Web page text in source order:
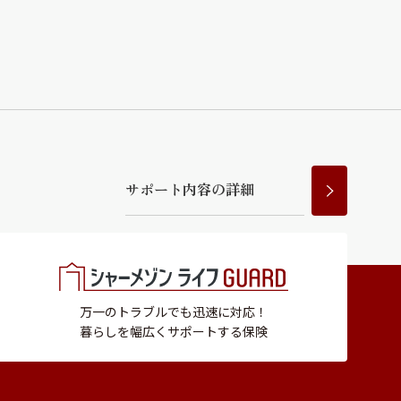
サポー ト内容の詳細
万一のトラブルでも迅速に対応！
暮らしを幅広くサポートする保険